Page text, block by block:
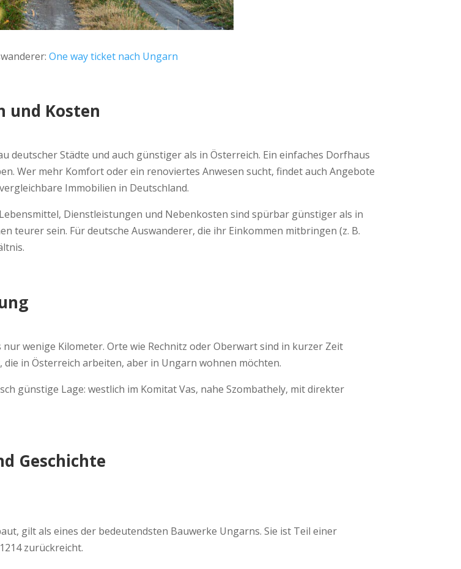
One way ticket nach Ungarn
und Kosten
deutscher Städte und auch günstiger als in Österreich. Ein einfaches Dorfhaus
Wer mehr Komfort oder ein renoviertes Anwesen sucht, findet auch Angebote
Immobilien in Deutschland.
Dienstleistungen und Nebenkosten sind spürbar günstiger als in
sein. Für deutsche Auswanderer, die ihr Einkommen mitbringen (z. B.
wenige Kilometer. Orte wie Rechnitz oder Oberwart sind in kurzer Zeit
in Österreich arbeiten, aber in Ungarn wohnen möchten.
günstige Lage: westlich im Komitat Vas, nahe Szombathely, mit direkter
Geschichte
gilt als eines der bedeutendsten Bauwerke Ungarns. Sie ist Teil einer
zurückreicht.